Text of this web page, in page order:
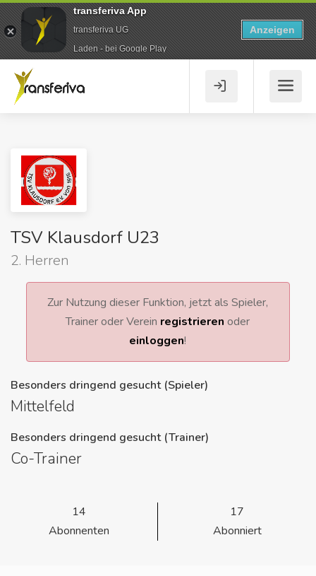
TSV Klausdorf U23
2. Herren
Zur Nutzung dieser Funktion, jetzt als Spieler,
Trainer oder Verein registrieren oder
einloggen!
Besonders dringend gesucht (Spieler)
Mittelfeld
Besonders dringend gesucht (Trainer)
Co-Trainer
14
Abonnenten
17
Abonniert
transferiva App
transferiva UG
Laden - bei Google Play
Anzeigen